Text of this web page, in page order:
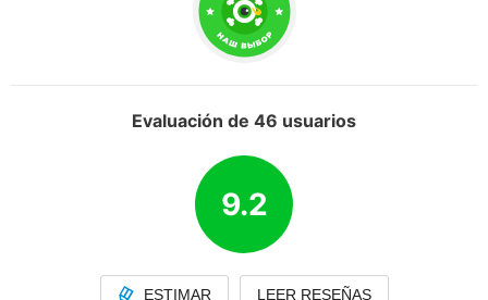
Evaluación de 46 usuarios
9.2
ESTIMAR LEER RESEÑAS